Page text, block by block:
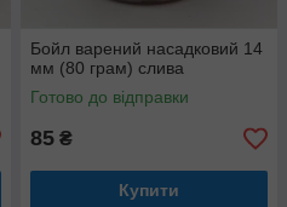
Бойл варений насадковий 14
мм (80 грам) слива
Готово до відправки
85 ₴
Купити